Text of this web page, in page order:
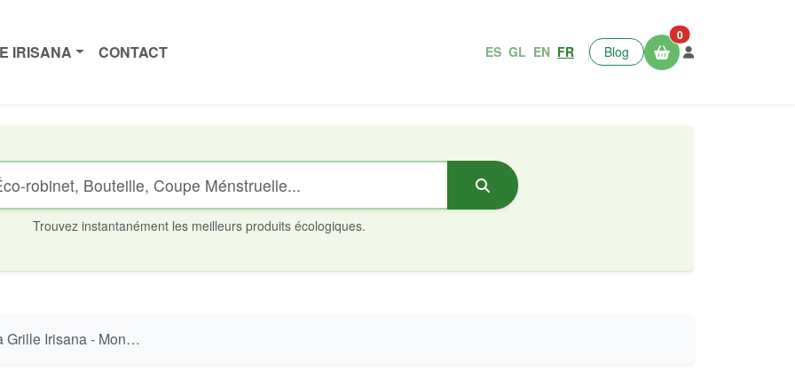
IRISANA CONTACT ES GL EN FR Blog
0
Trouvez instantanément les meilleurs produits écologiques.
Irisana - Monture Métallique